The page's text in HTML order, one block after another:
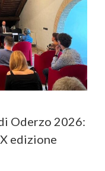
Oderzo 2026:
edizione